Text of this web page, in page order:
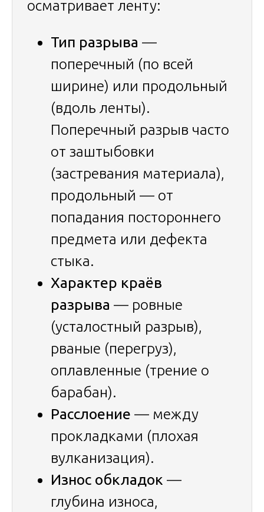
осматривает ленту:
Тип разрыва —
поперечный (по всей
ширине) или продольный
(вдоль ленты).
Поперечный разрыв часто
от заштыбовки
(застревания материала),
продольный — от
попадания постороннего
предмета или дефекта
стыка.
Характер краёв
разрыва — ровные
(усталостный разрыв),
рваные (перегруз),
оплавленные (трение о
барабан).
Расслоение — между
прокладками (плохая
вулканизация).
Износ обкладок —
глубина износа,